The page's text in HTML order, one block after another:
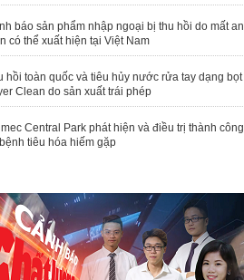
báo sản phẩm nhập ngoại bị thu hồi do mất an
có thể xuất hiện tại Việt Nam
hồi toàn quốc và tiêu hủy nước rửa tay dạng bọt
Clean do sản xuất trái phép
Central Park phát hiện và điều trị thành công
tiêu hóa hiếm gặp